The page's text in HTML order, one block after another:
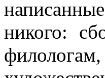
никого: